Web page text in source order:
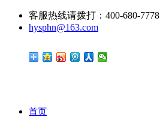
客服热线请拨打：400-680-7778
hysphn@163.com
首页